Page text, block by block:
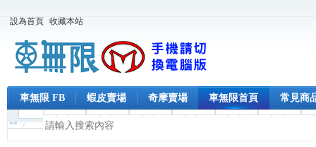
設為首頁 收藏本站
車無限 FB 蝦皮賣場 奇摩賣場 車無限首頁 常見商